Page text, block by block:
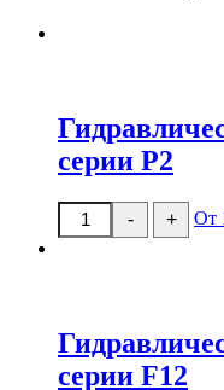
серии P2
-
Количество
товара
+ От
серии F12